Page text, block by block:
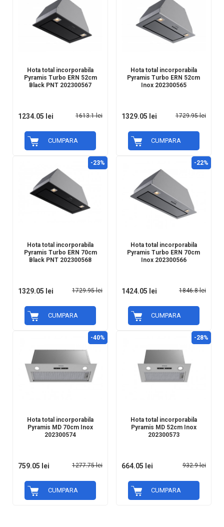
Hota total incorporabila
Pyramis Turbo ERN 52cm
Black PNT 202300567
1613.1 lei
1234.05 lei
CUMPARA
Hota total incorporabila
Pyramis Turbo ERN 52cm
Inox 202300565
1729.95 lei
1329.05 lei
CUMPARA
-23%
Hota total incorporabila
Pyramis Turbo ERN 70cm
Black PNT 202300568
1729.95 lei
1329.05 lei
CUMPARA
-22%
Hota total incorporabila
Pyramis Turbo ERN 70cm
Inox 202300566
1846.8 lei
1424.05 lei
CUMPARA
-40%
Hota total incorporabila
Pyramis MD 70cm Inox
202300574
1277.75 lei
759.05 lei
CUMPARA
-28%
Hota total incorporabila
Pyramis MD 52cm Inox
202300573
932.9 lei
664.05 lei
CUMPARA